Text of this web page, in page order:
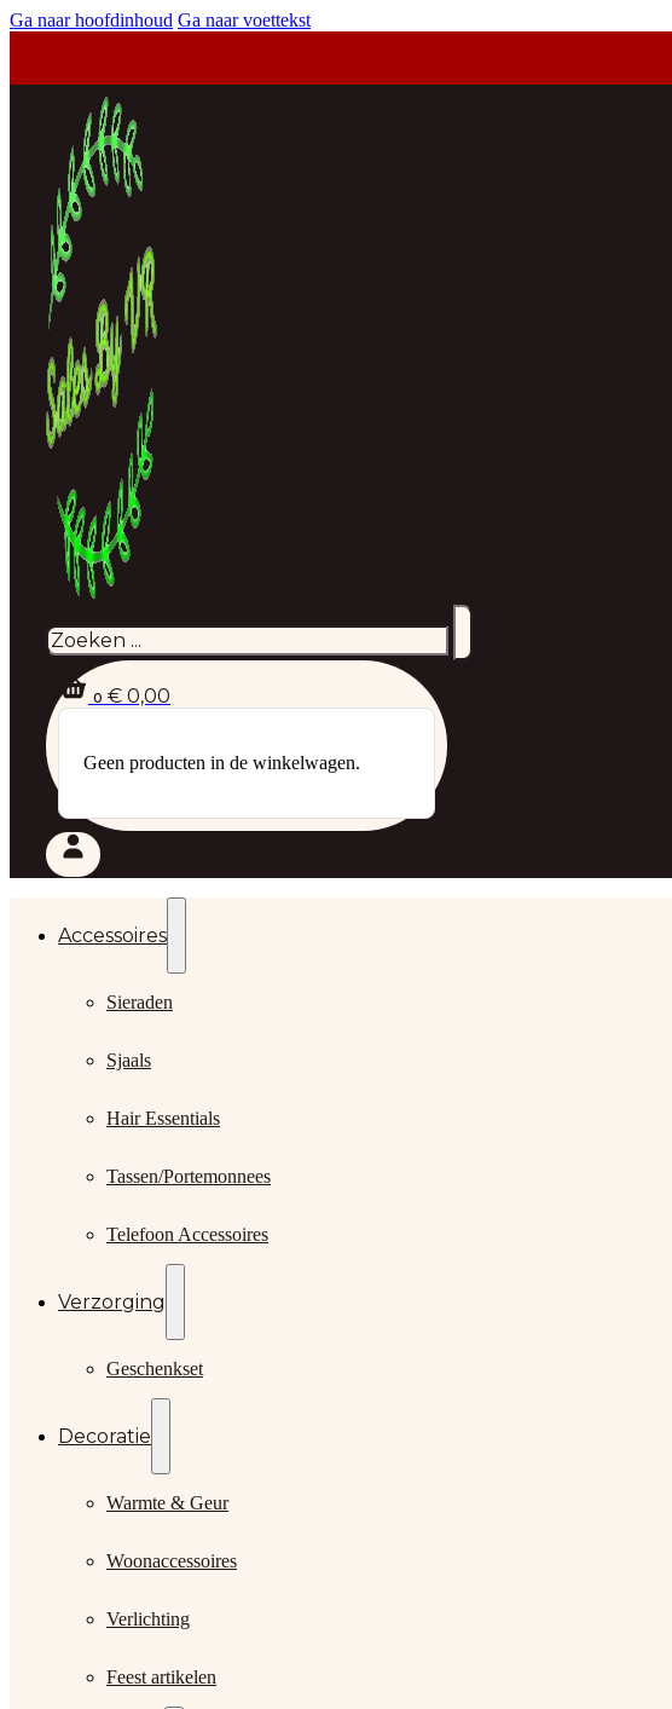
Ga naar hoofdinhoud Ga naar voettekst
0 € 0,00
Geen producten in de winkelwagen.
Accessoires
Sieraden
Sjaals
Hair Essentials
Tassen/Portemonnees
Telefoon Accessoires
Verzorging
Geschenkset
Decoratie
Warmte & Geur
Woonaccessoires
Verlichting
Feest artikelen